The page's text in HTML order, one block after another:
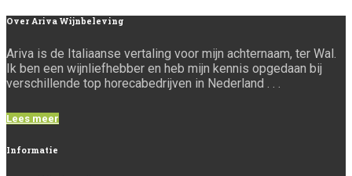
Over Ariva Wijnbeleving
Ariva is de Italiaanse vertaling voor mijn achternaam, ter Wal.
Ik ben een wijnliefhebber en heb mijn kennis opgedaan bij
verschillende top horecabedrijven in Nederland . . .
Lees meer
Informatie